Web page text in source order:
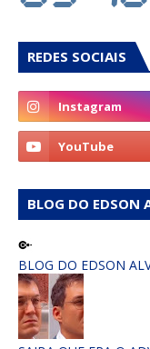
REDES SOCIAIS
BLOG DO EDSON
BLOG DO EDSON